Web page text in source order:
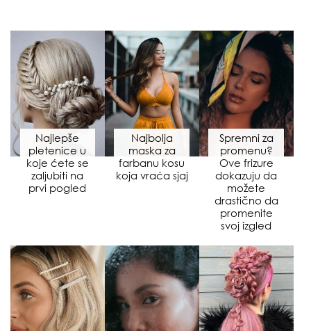
Najlepše
pletenice u
koje ćete se
zaljubiti na
prvi pogled
Najbolja
maska za
farbanu kosu
koja vraća sjaj
Spremni za
promenu?
Ove frizure
dokazuju da
možete
drastično da
promenite
svoj izgled